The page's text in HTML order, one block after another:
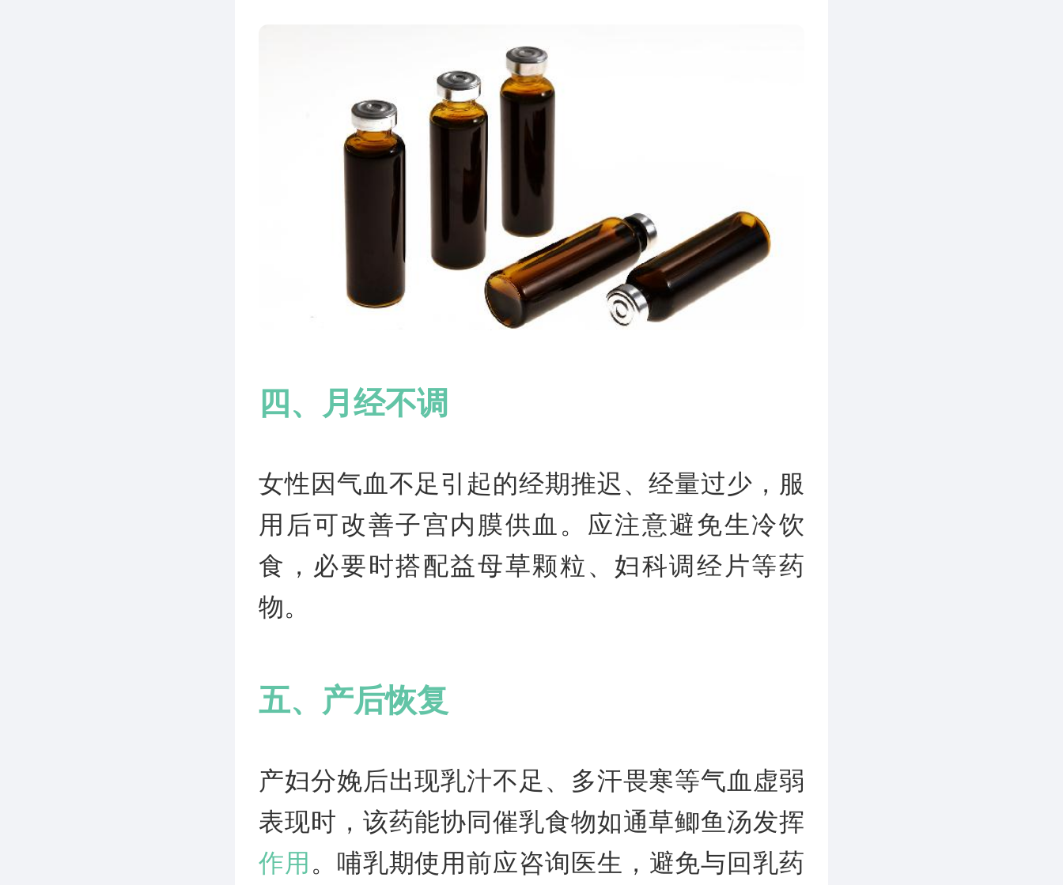
四、月经不调
女性因气血不足引起的经期推迟、经量过少，服
用后可改善子宫内膜供血。应注意避免生冷饮
食，必要时搭配益母草颗粒、妇科调经片等药
物。
五、产后恢复
产妇分娩后出现乳汁不足、多汗畏寒等气血虚弱
表现时，该药能协同催乳食物如通草鲫鱼汤发挥
作用 。哺乳期使用前应咨询医生，避免与回乳药